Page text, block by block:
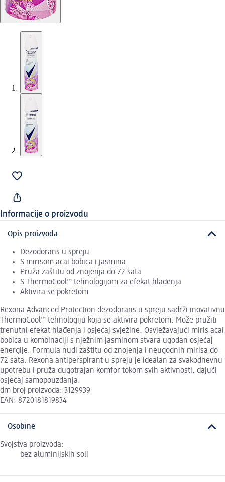
Informacije o proizvodu
Opis proizvoda
Dezodorans u spreju
S mirisom acai bobica i jasmina
Pruža zaštitu od znojenja do 72 sata
S ThermoCool™ tehnologijom za efekat hlađenja
Aktivira se pokretom
Rexona Advanced Protection dezodorans u spreju sadrži inovativnu
ThermoCool™ tehnologiju koja se aktivira pokretom. Može pružiti
trenutni efekat hlađenja i osjećaj svježine. Osvježavajući miris acai
bobica u kombinaciji s nježnim jasminom stvara ugodan osjećaj
energije. Formula nudi zaštitu od znojenja i neugodnih mirisa do
72 sata. Rexona antiperspirant u spreju je idealan za svakodnevnu
upotrebu i pruža dugotrajan komfor tokom svih aktivnosti, dajući
osjećaj samopouzdanja.
dm broj proizvoda: 3129939
EAN: 8720181819834
Osobine
Svojstva proizvoda:
bez aluminijskih soli